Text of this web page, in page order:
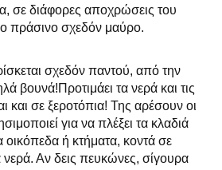
σε διάφορες αποχρώσεις του
πράσινο σχεδόν μαύρο.
σχεδόν παντού, από την
βουνά!Προτιμάει τα νερά και τις
και σε ξεροτόπια! Της αρέσουν οι
για να πλέξει τα κλαδιά
οικόπεδα ή κτήματα, κοντά σε
νερά. Αν δεις πευκώνες, σίγουρα